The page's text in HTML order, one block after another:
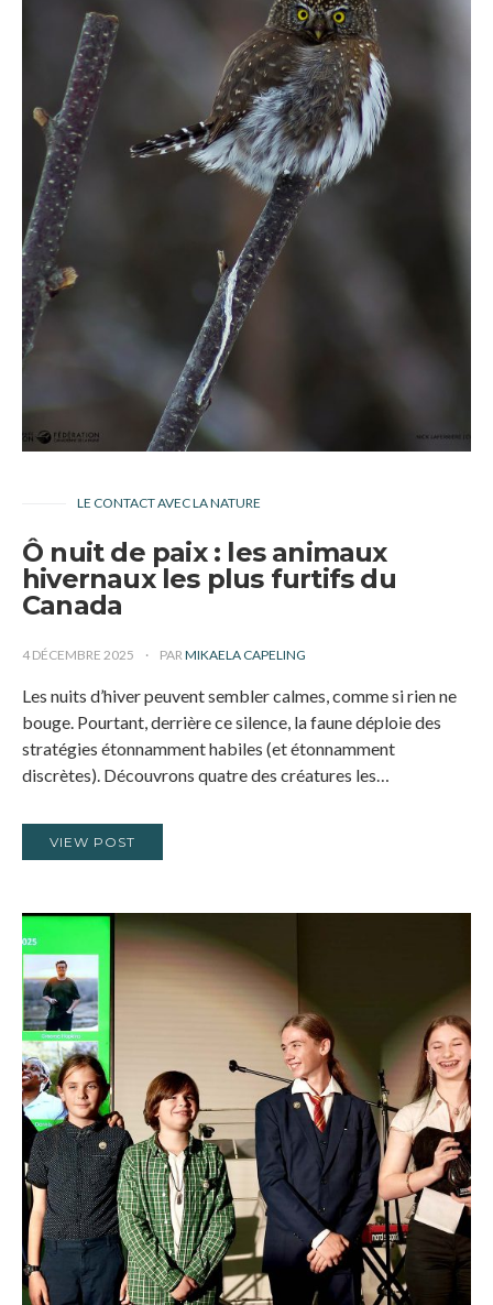
LE CONTACT AVEC LA NATURE
Ô nuit de paix : les animaux
hivernaux les plus furtifs du
Canada
4 DÉCEMBRE 2025 PAR MIKAELA CAPELING
Les nuits d’hiver peuvent sembler calmes, comme si rien ne
bouge. Pourtant, derrière ce silence, la faune déploie des
stratégies étonnamment habiles (et étonnamment
discrètes). Découvrons quatre des créatures les…
VIEW POST